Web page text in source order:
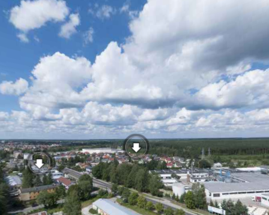
https://bilgoraj.wkraj.pl
Mapa serwisu